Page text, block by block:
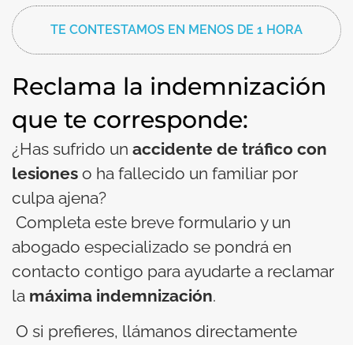
TE CONTESTAMOS EN MENOS DE 1 HORA
Reclama la indemnización
que te corresponde:
¿Has sufrido un accidente de tráfico con
lesiones o ha fallecido un familiar por
culpa ajena?
Completa este breve formulario y un
abogado especializado se pondrá en
contacto contigo para ayudarte a reclamar
la máxima indemnización.
O si prefieres, llámanos directamente